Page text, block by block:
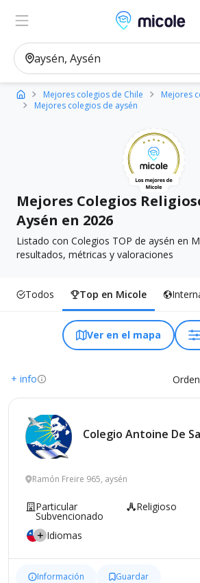
Micole,
Ver en el mapa
Mejores colegios de Chile
Mejores
Mejores colegios de aysén
Mejores Colegios
Aysén en 2026
Listado con Colegios TOP de aysén en
resultados, métricas y valoraciones
Todos Top en Micole
Ver en el mapa
+ info
Colegio Antoine De
Ramón Freire 965, aysén
Particular
Subvencionado
Religioso
Idiomas
Información Guardar